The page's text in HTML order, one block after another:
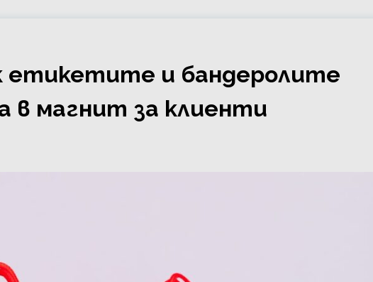
етикетите и бандеролите
в магнит за клиенти